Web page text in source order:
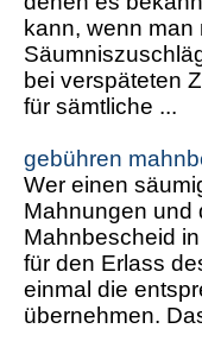
kann, wenn
bei verspäteten
für sämtliche ...
gebühren
Wer einen
Mahnungen und
Mahnbescheid
für den Erlass
einmal die
übernehmen.